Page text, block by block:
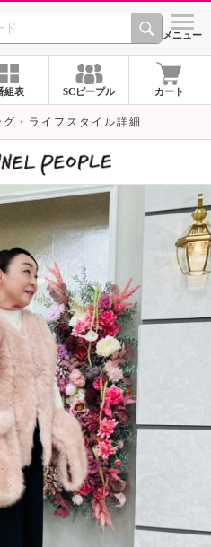
CHANNEL シメニュー
組表 SCピープル カート
グ・ライフスタイル詳細